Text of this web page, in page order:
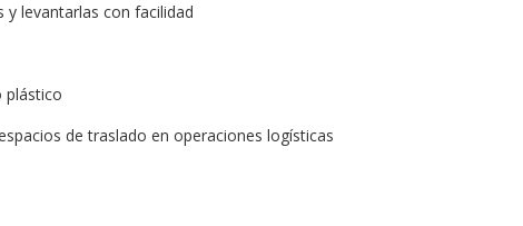
levantarlas con facilidad
plástico
de traslado en operaciones logísticas